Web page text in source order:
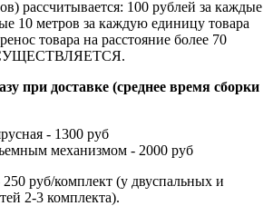
рассчитывается: 100 рублей за каждые
10 метров за каждую единицу товара
товара на расстояние более 70
при доставке (среднее время сборки
- 1300 руб
механизмом - 2000 руб
руб/комплект (у двуспальных и
2-3 комплекта).